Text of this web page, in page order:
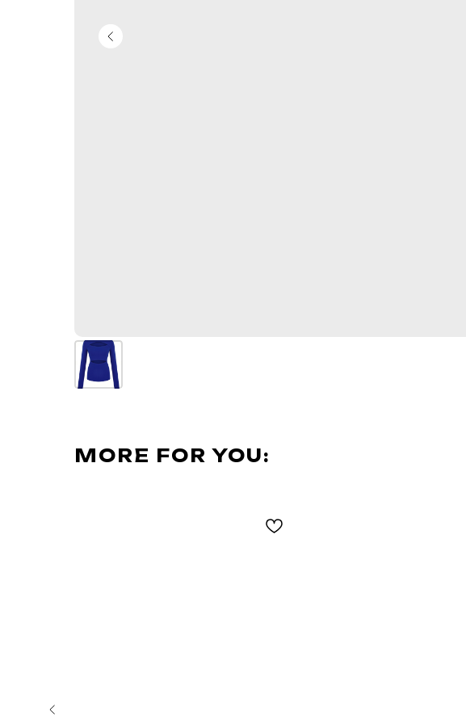
MORE FOR YOU: